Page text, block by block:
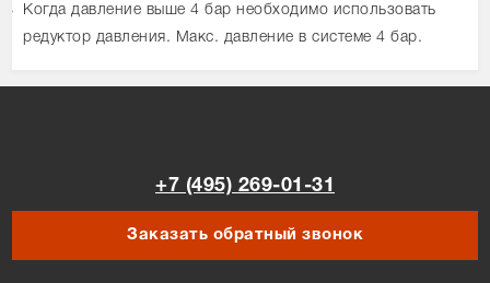
Когда давление выше 4 бар необходимо использовать
редуктор давления. Макс. давление в системе 4 бар.
+7 (495) 269-01-31
Заказать обратный звонок